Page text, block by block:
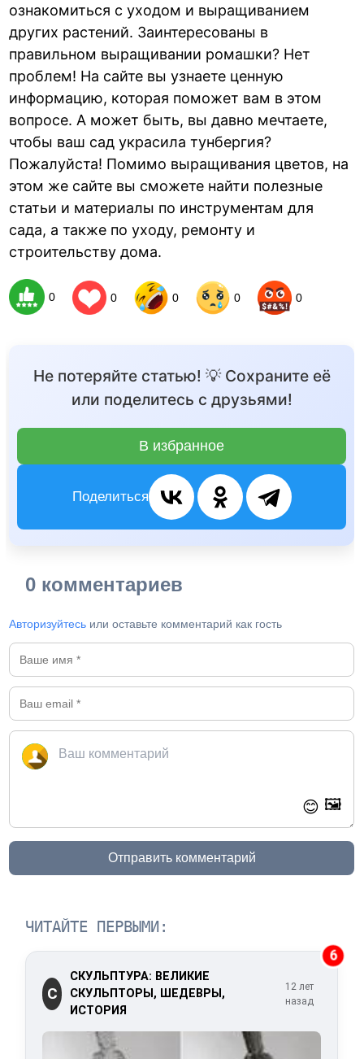
ознакомиться с уходом и выращиванием
других растений. Заинтересованы в
правильном выращивании ромашки? Нет
проблем! На сайте вы узнаете ценную
информацию, которая поможет вам в этом
вопросе. А может быть, вы давно мечтаете,
чтобы ваш сад украсила тунбергия?
Пожалуйста! Помимо выращивания цветов, на
этом же сайте вы сможете найти полезные
статьи и материалы по инструментам для
сада, а также по уходу, ремонту и
строительству дома.
0 0 0 0 0
Не потеряйте статью! 💡 Сохраните её
или поделитесь с друзьями!
В избранное
Поделиться
0 комментариев
Авторизуйтесь или оставьте комментарий как гость
😊 🖼️
Отправить комментарий
ЧИТАЙТЕ ПЕРВЫМИ:
6
С
СКУЛЬПТУРА: ВЕЛИКИЕ
СКУЛЬПТОРЫ, ШЕДЕВРЫ,
ИСТОРИЯ
12 лет
назад